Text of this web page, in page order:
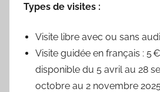
Types de visites :
Visite libre avec ou sans
Visite guidée en français : 5
disponible du 5 avril au 28
octobre au 2 novembre